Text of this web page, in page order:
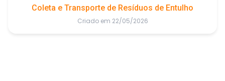
Coleta e Transporte de Resíduos de Entulho
Criado em 22/05/2026